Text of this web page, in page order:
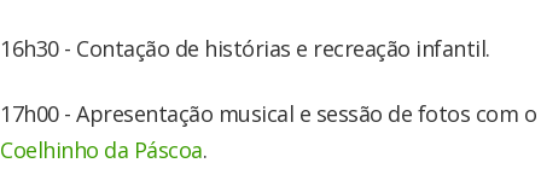
16h30 - Contação de histórias e recreação infantil.
17h00 - Apresentação musical e sessão de fotos com o
Coelhinho da Páscoa.